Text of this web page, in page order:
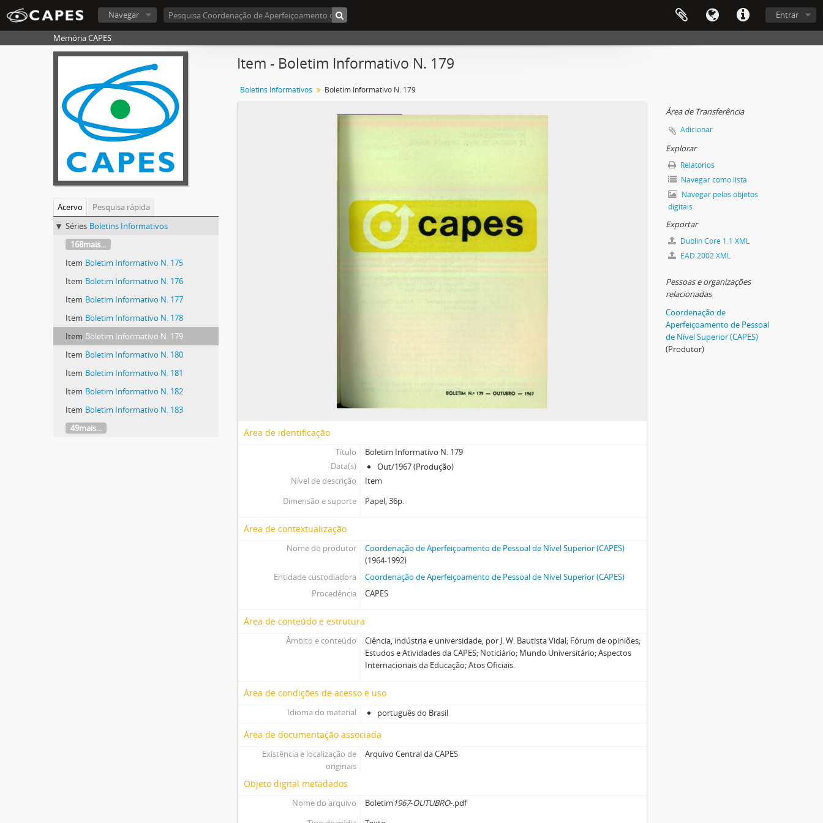
Entrar
Navegar
Memória CAPES
Acervo
Pesquisa rápida
Séries Boletins Informativos
168mais...
Item Boletim Informativo N. 175
Item Boletim Informativo N. 176
Item Boletim Informativo N. 177
Item Boletim Informativo N. 178
Item Boletim Informativo N. 179
Item Boletim Informativo N. 180
Item Boletim Informativo N. 181
Item Boletim Informativo N. 182
Item Boletim Informativo N. 183
49mais...
Item - Boletim Informativo N. 179
Boletins Informativos Boletim Informativo N. 179
Área de identificação
Título
Boletim Informativo N. 179
Data(s)
Out/1967 (Produção)
Nível de descrição
Item
Dimensão e suporte
Papel, 36p.
Área de contextualização
Nome do produtor
Coordenação de Aperfeiçoamento de Pessoal de Nível Superior (CAPES)
(1964-1992)
Entidade custodiadora
Coordenação de Aperfeiçoamento de Pessoal de Nível Superior (CAPES)
Procedência
CAPES
Área de conteúdo e estrutura
Âmbito e conteúdo
Ciência, indústria e universidade, por J. W. Bautista Vidal; Fórum de opiniões;
Estudos e Atividades da CAPES; Noticiário; Mundo Universitário; Aspectos
Internacionais da Educação; Atos Oficiais.
Área de condições de acesso e uso
Idioma do material português do Brasil
Área de documentação associada
Existência e localização de
originais
Arquivo Central da CAPES
Objeto digital metadados
Nome do arquivo Boletim 1967-OUTUBRO-.pdf
Área de Transferência
Adicionar
Explorar
Relatórios
Navegar como lista
Navegar pelos objetos
digitais
Exportar
Dublin Core 1.1 XML
EAD 2002 XML
Pessoas e organizações
relacionadas
Coordenação de
Aperfeiçoamento de Pessoal
de Nível Superior (CAPES)
(Produtor)